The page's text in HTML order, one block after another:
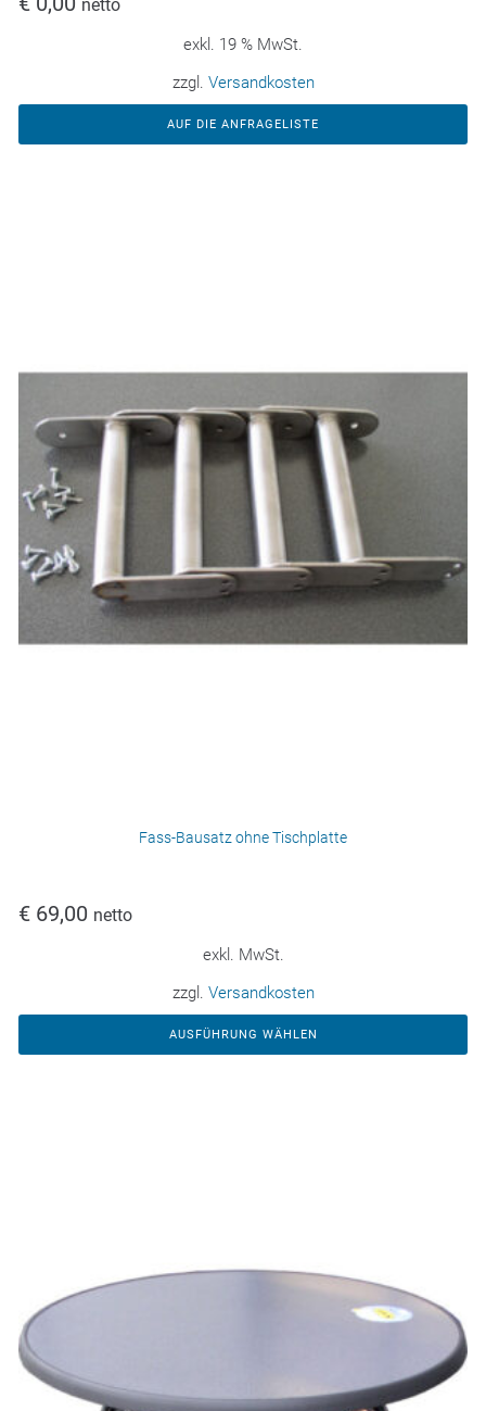
netto
exkl. 19 % MwSt.
zzgl. Versandkosten
AUF DIE ANFRAGELISTE
Fass-Bausatz ohne Tischplatte
€ 69,00 netto
exkl. MwSt.
zzgl. Versandkosten
AUSFÜHRUNG WÄHLEN